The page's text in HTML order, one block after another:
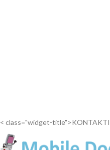
< class="widget-